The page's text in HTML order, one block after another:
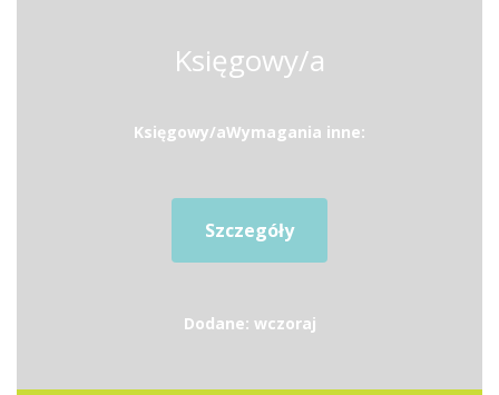
Księgowy/a
Księgowy/aWymagania inne:
Szczegóły
Dodane: wczoraj